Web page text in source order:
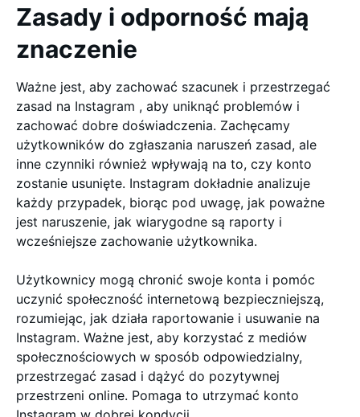
Zasady i odporność mają
znaczenie
Ważne jest, aby zachować szacunek i przestrzegać
zasad na Instagram , aby uniknąć problemów i
zachować dobre doświadczenia. Zachęcamy
użytkowników do zgłaszania naruszeń zasad, ale
inne czynniki również wpływają na to, czy konto
zostanie usunięte. Instagram dokładnie analizuje
każdy przypadek, biorąc pod uwagę, jak poważne
jest naruszenie, jak wiarygodne są raporty i
wcześniejsze zachowanie użytkownika.
Użytkownicy mogą chronić swoje konta i pomóc
uczynić społeczność internetową bezpieczniejszą,
rozumiejąc, jak działa raportowanie i usuwanie na
Instagram. Ważne jest, aby korzystać z mediów
społecznościowych w sposób odpowiedzialny,
przestrzegać zasad i dążyć do pozytywnej
przestrzeni online. Pomaga to utrzymać konto